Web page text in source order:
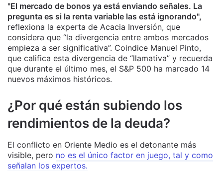
"El mercado de bonos ya está enviando señales. La
pregunta es si la renta variable las está ignorando",
reflexiona la experta de Acacia Inversión, que
considera que “la divergencia entre ambos mercados
empieza a ser significativa”. Coindice Manuel Pinto,
que califica esta divergencia de “llamativa” y recuerda
que durante el último mes, el S&P 500 ha marcado 14
nuevos máximos históricos.
¿Por qué están subiendo los
rendimientos de la deuda?
El conflicto en Oriente Medio es el detonante más
visible, pero no es el único factor en juego, tal y como
señalan los expertos.